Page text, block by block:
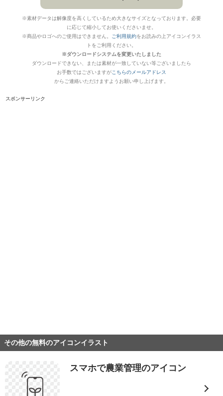
※素材データは解像度を高くしているため大きなサイズとなっております。必要
に応じて縮小してお使いくださいませ。
※商品やロゴへのご使用はできません。
ご利用規約をお読みの上アイコンイラス
トをご利用ください。
※ダウンロードシステムを変更いたしました
ダウンロードできない、または素材が一致していない等ございましたら
お手数ではございますがこちらのメールアドレス
からご連絡いただけますようお願い申し上げます。
スポンサーリンク
その他の無料のアイコンイラスト
スマホで農業管理のアイコン